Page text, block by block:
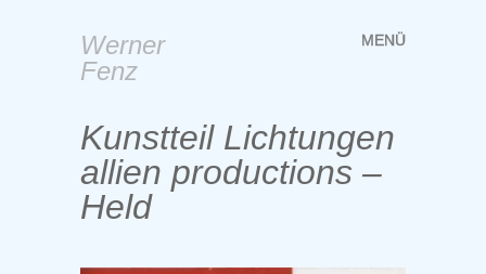
Werner
Fenz
MENÜ
Springe
zum
Kunstteil Lichtungen
allien productions –
Held